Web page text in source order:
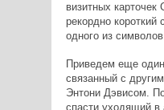
визитных
рекордно короткий
одного из
Приведем еще
связанный с
Энтони Дэвисом.
спасти уходящий в